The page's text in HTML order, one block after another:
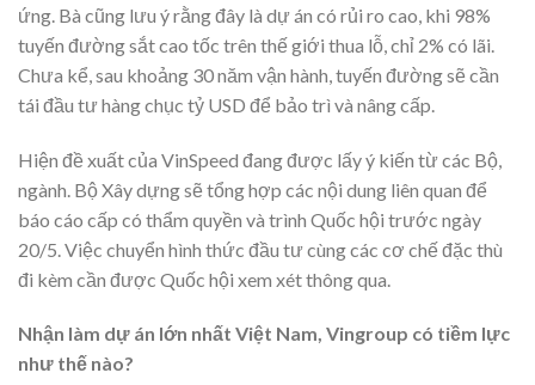
ứng. Bà cũng lưu ý rằng đây là dự án có rủi ro cao, khi 98%
tuyến đường sắt cao tốc trên thế giới thua lỗ, chỉ 2% có lãi.
Chưa kể, sau khoảng 30 năm vận hành, tuyến đường sẽ cần
tái đầu tư hàng chục tỷ USD để bảo trì và nâng cấp.
Hiện đề xuất của VinSpeed đang được lấy ý kiến từ các Bộ,
ngành. Bộ Xây dựng sẽ tổng hợp các nội dung liên quan để
báo cáo cấp có thẩm quyền và trình Quốc hội trước ngày
20/5. Việc chuyển hình thức đầu tư cùng các cơ chế đặc thù
đi kèm cần được Quốc hội xem xét thông qua.
Nhận làm dự án lớn nhất Việt Nam, Vingroup có tiềm lực
như thế nào?